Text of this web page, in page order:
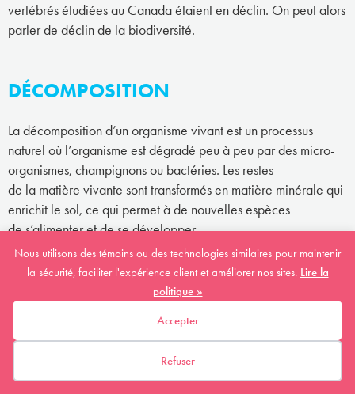
vertébrés étudiées au Canada étaient en déclin. On peut alors
parler de déclin de la biodiversité.
DÉCOMPOSITION
La décomposition d’un organisme vivant est un processus
naturel où l’organisme est dégradé peu à peu par des micro-
organismes, champignons ou bactéries. Les restes
de la matière vivante sont transformés en matière minérale qui
enrichit le sol, ce qui permet à de nouvelles espèces
de s’alimenter et de se développer.
DÉGRADATION DE L'HABITAT
La dégradation d’un habitat signifie que l’habitat est affecté
par des changements sans pour autant que sa grandeur
(superficie) diminue. Par exemple, si la qualité de l’eau
Nous utilisons des témoins ou des technologies similaires pour maintenir
la sécurité, faciliter l'expérience client et améliorer nos sites. Lire la
politique »
Accepter
Refuser